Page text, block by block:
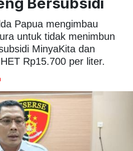
Papua mengimbau
untuk tidak menimbun
MinyaKita dan
Rp15.700 per liter.